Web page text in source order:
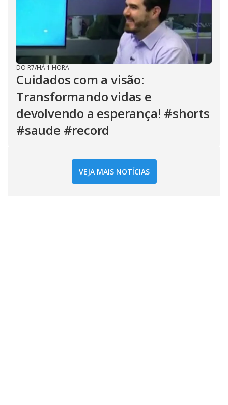
DO R7/HÁ 1 HORA
Cuidados com a visão:
Transformando vidas e
devolvendo a esperança! #shorts
#saude #record
VEJA MAIS NOTÍCIAS